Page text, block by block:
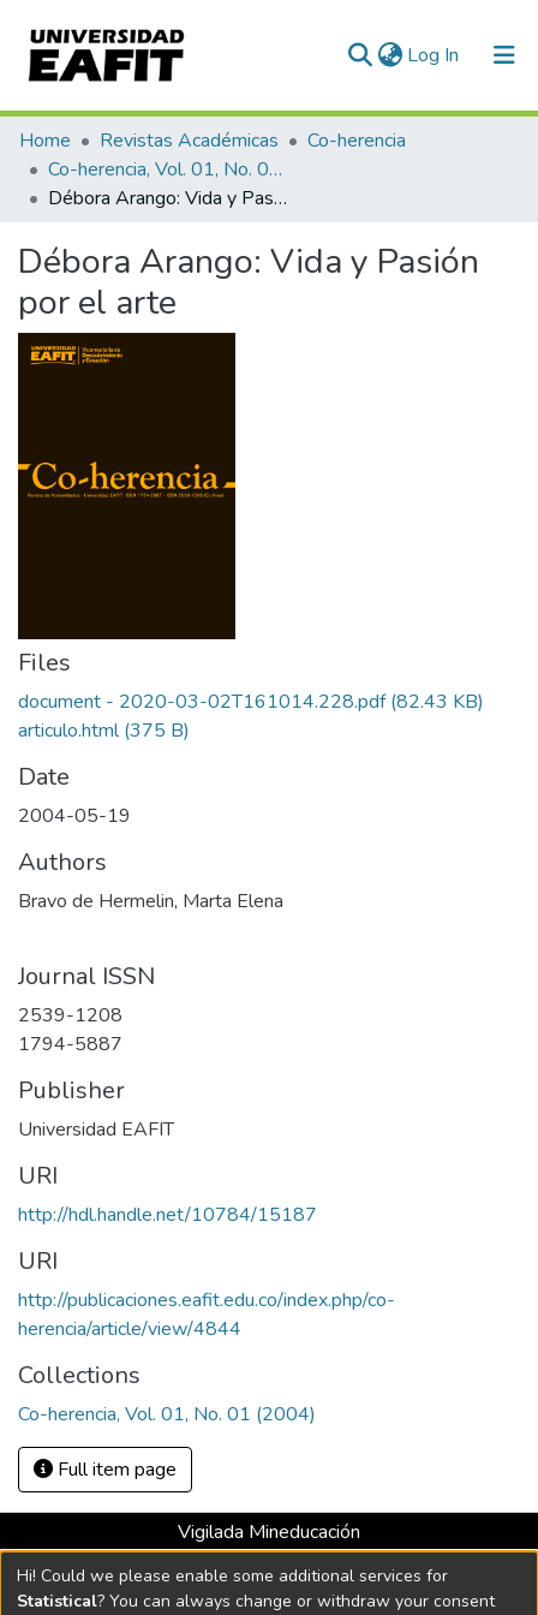
Log In (current)
Communities & Collections
All of DSpace
Home Revistas Académicas
Co-herencia
Co-herencia, Vol. 01, No. 01 (2004)
Débora Arango: Vida y Pasión por el arte
Débora Arango: Vida y Pasión
por el arte
Files
document - 2020-03-02T161014.228.pdf(82.43 KB)
articulo.html(375 B)
Date
2004-05-19
Authors
Bravo de Hermelin, Marta Elena
Journal ISSN
2539-1208
1794-5887
Publisher
Universidad EAFIT
URI
http://hdl.handle.net/10784/15187
URI
http://publicaciones.eafit.edu.co/index.php/co-
herencia/article/view/4844
Collections
Co-herencia, Vol. 01, No. 01 (2004)
Full item page
Vigilada Mineducación
Universidad con Acreditación Institucional hasta 2026 -
Resolución MEN 2158 de 2018
Hi! Could we please enable some additional services for
Statistical? You can always change or withdraw your consent